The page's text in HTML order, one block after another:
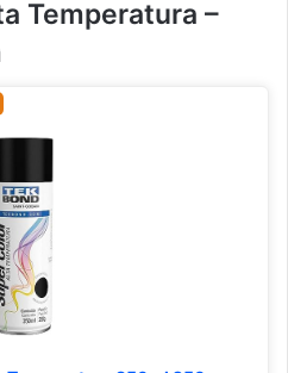
Temperatura –